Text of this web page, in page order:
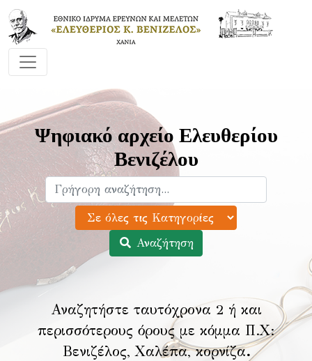
Ψηφιακό αρχείο Ελευθερίου
Βενιζέλου
Αναζήτηση
Αναζητήστε ταυτόχρονα 2 ή και
περισσότερους όρους με κόμμα Π.Χ:
Βενιζέλος, Χαλέπα, κορνίζα.